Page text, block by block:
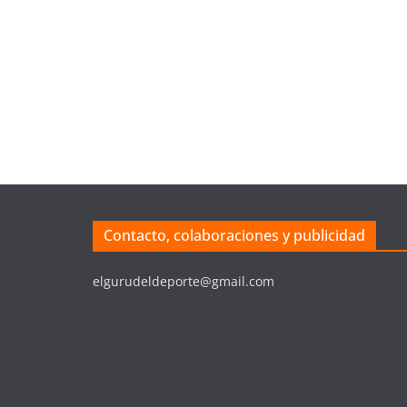
Contacto, colaboraciones y publicidad
elgurudeldeporte@gmail.com